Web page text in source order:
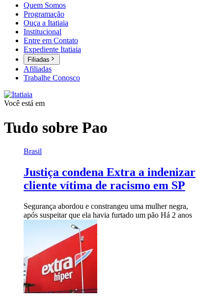
Quem Somos
Programação
Ouça a Itatiaia
Institucional
Entre em Contato
Expediente Itatiaia
Filiadas
Afiliadas
Trabalhe Conosco
Você está em
Tudo sobre Pao
Brasil
Justiça condena Extra a indenizar
cliente vítima de racismo em SP
Segurança abordou e constrangeu uma mulher negra,
após suspeitar que ela havia furtado um pão Há 2 anos